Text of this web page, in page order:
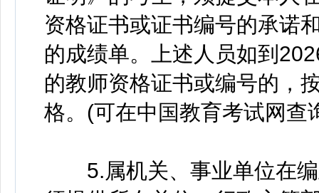
资格证书或证书编号的承诺
的成绩单。上述人员如到
的教师资格证书或编号的，
格。(可在中国教育考试网查
5.属机关、事业单位在编